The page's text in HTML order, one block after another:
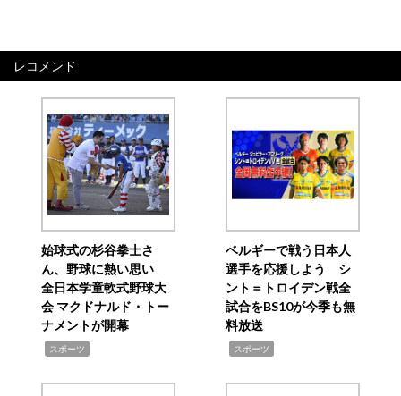
レコメンド
始球式の杉谷拳士さ
ん、野球に熱い思い
全日本学童軟式野球大
会 マクドナルド・トー
ナメントが開幕
スポーツ
ベルギーで戦う日本人
選手を応援しよう シ
ント＝トロイデン戦全
試合をBS10が今季も無
料放送
スポーツ